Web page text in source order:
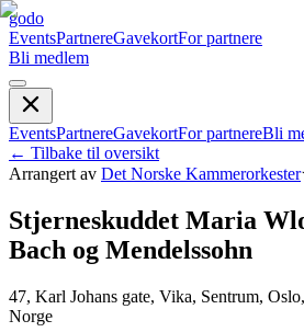
godo
EventsPartnereGavekortFor partnere
Bli medlem
EventsPartnereGavekortFor partnereBli
← Tilbake til oversikt
Arrangert av Det Norske Kammerorkester
Stjerneskuddet Maria
Bach og Mendelssohn
47, Karl Johans gate, Vika, Sentrum,
Norge